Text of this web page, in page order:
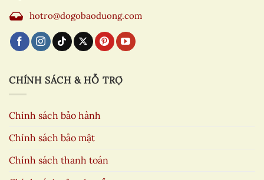
hotro@dogobaoduong.com
CHÍNH SÁCH & HỖ TRỢ
Chính sách bảo hành
Chính sách bảo mật
Chính sách thanh toán